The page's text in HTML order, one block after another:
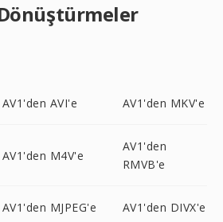
AV1'den AVI'e AV1'den MKV'e
AV1'den M4V'e
AV1'den
RMVB'e
AV1'den MJPEG'e AV1'den DIVX'e